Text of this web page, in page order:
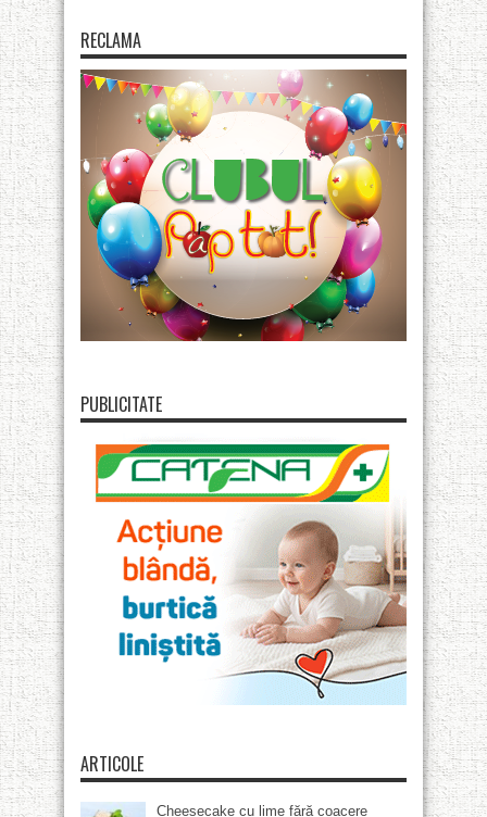
RECLAMA
PUBLICITATE
ARTICOLE
Cheesecake cu lime fără coacere